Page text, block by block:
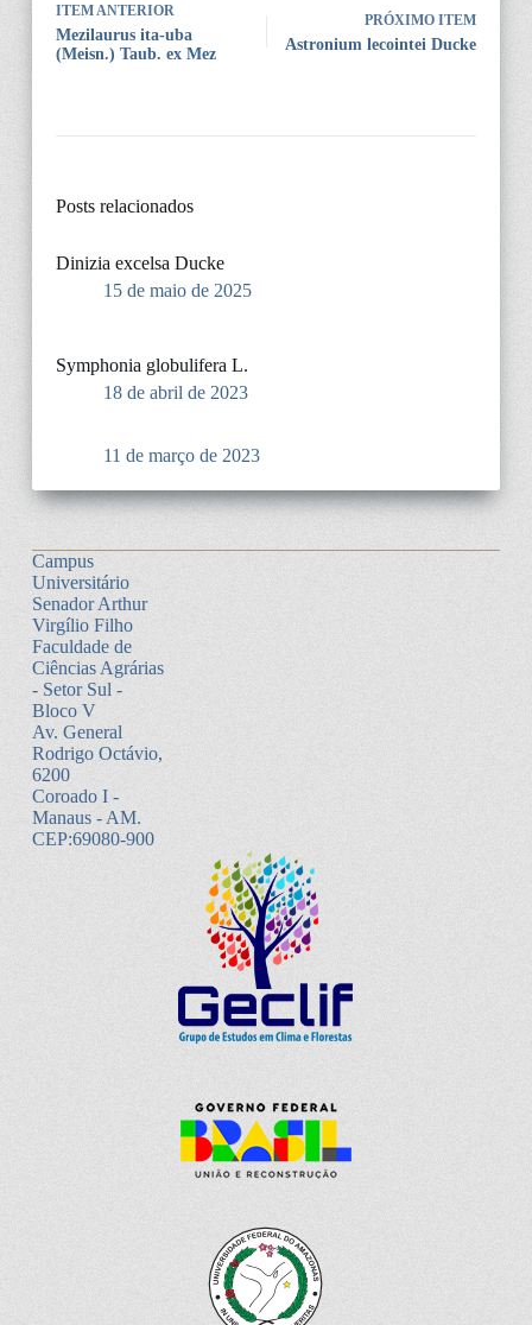
ITEM ANTERIOR
Mezilaurus ita-uba
(Meisn.) Taub. ex Mez
PRÓXIMO ITEM
Astronium lecointei Ducke
Posts relacionados
Dinizia excelsa Ducke
15 de maio de 2025
Symphonia globulifera L.
18 de abril de 2023
11 de março de 2023
Campus
Universitário
Senador Arthur
Virgílio Filho
Faculdade de
Ciências Agrárias
- Setor Sul -
Bloco V
Av. General
Rodrigo Octávio,
6200
Coroado I -
Manaus - AM.
CEP:69080-900